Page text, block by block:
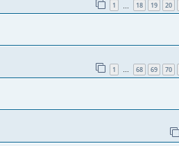
1 18 19 20
1 … 68 69 70